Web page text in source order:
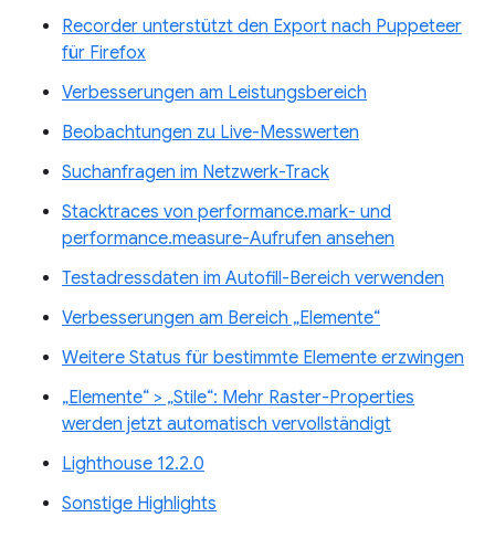
Recorder unterstützt den Export nach Puppeteer
für Firefox
Verbesserungen am Leistungsbereich
Beobachtungen zu Live-Messwerten
Suchanfragen im Netzwerk-Track
Stacktraces von performance.mark- und
performance.measure-Aufrufen ansehen
Testadressdaten im Autofill-Bereich verwenden
Verbesserungen am Bereich „Elemente“
Weitere Status für bestimmte Elemente erzwingen
„Elemente“ > „Stile“: Mehr Raster-Properties
werden jetzt automatisch vervollständigt
Lighthouse 12.2.0
Sonstige Highlights